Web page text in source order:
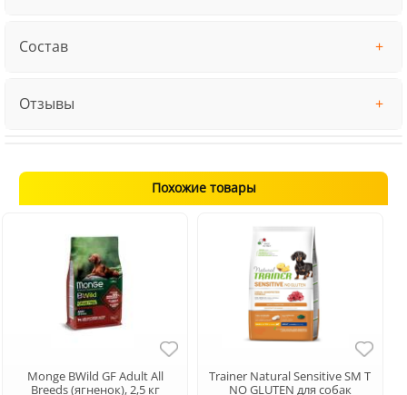
Состав
Отзывы
Похожие товары
Monge BWild GF Adult All
Breeds (ягненок), 2,5 кг
Trainer Natural Sensitive SM T
NO GLUTEN для собак